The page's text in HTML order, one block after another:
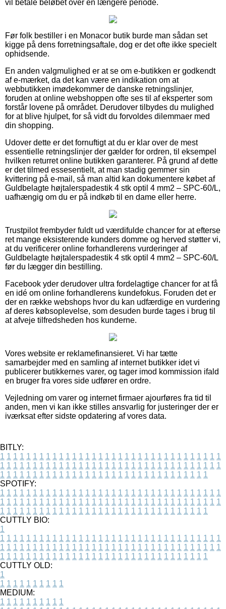
vil betale beløbet over en længere periode.
Før folk bestiller i en Monacor butik burde man sådan set
kigge på dens forretningsaftale, dog er det ofte ikke specielt
ophidsende.
En anden valgmulighed er at se om e-butikken er godkendt
af e-mærket, da det kan være en indikation om at
webbutikken imødekommer de danske retningslinjer,
foruden at online webshoppen ofte ses til af eksperter som
forstår lovene på området. Derudover tilbydes du mulighed
for at blive hjulpet, for så vidt du forvoldes dilemmaer med
din shopping.
Udover dette er det fornuftigt at du er klar over de mest
essentielle retningslinjer der gælder for ordren, til eksempel
hvilken returret online butikken garanterer. På grund af dette
er det tilmed essesentielt, at man stadig gemmer sin
kvittering på e-mail, så man altid kan dokumentere købet af
Guldbelagte højtalerspadestik 4 stk optil 4 mm2 – SPC-60/L,
uafhængig om du er på indkøb til en dame eller herre.
Trustpilot frembyder fuldt ud værdifulde chancer for at efterse
ret mange eksisterende kunders domme og herved støtter vi,
at du verificerer online forhandlerens vurderinger af
Guldbelagte højtalerspadestik 4 stk optil 4 mm2 – SPC-60/L
før du lægger din bestilling.
Facebook yder derudover ultra fordelagtige chancer for at få
en idé om online forhandlerens kundefokus. Foruden det er
der en række webshops hvor du kan udfærdige en vurdering
af deres købsoplevelse, som desuden burde tages i brug til
at afveje tilfredsheden hos kunderne.
Vores website er reklamefinansieret. Vi har tætte
samarbejder med en samling af internet butikker idet vi
publicerer butikkernes varer, og tager imod kommission ifald
en bruger fra vores side udfører en ordre.
Vejledning om varer og internet firmaer ajourføres fra tid til
anden, men vi kan ikke stilles ansvarlig for justeringer der er
iværksat efter sidste opdatering af vores data.
BITLY:
1 1 1 1 1 1 1 1 1 1 1 1 1 1 1 1 1 1 1 1 1 1 1 1 1 1 1 1 1 1 1 1 1 1
1 1 1 1 1 1 1 1 1 1 1 1 1 1 1 1 1 1 1 1 1 1 1 1 1 1 1 1 1 1 1 1 1 1
1 1 1 1 1 1 1 1 1 1 1 1 1 1 1 1 1 1 1 1 1 1 1 1 1 1 1 1 1 1 1 1
SPOTIFY:
1 1 1 1 1 1 1 1 1 1 1 1 1 1 1 1 1 1 1 1 1 1 1 1 1 1 1 1 1 1 1 1 1 1
1 1 1 1 1 1 1 1 1 1 1 1 1 1 1 1 1 1 1 1 1 1 1 1 1 1 1 1 1 1 1 1 1 1
1 1 1 1 1 1 1 1 1 1 1 1 1 1 1 1 1 1 1 1 1 1 1 1 1 1 1 1 1 1 1 1
CUTTLY BIO:
1
1 1 1 1 1 1 1 1 1 1 1 1 1 1 1 1 1 1 1 1 1 1 1 1 1 1 1 1 1 1 1 1 1 1
1 1 1 1 1 1 1 1 1 1 1 1 1 1 1 1 1 1 1 1 1 1 1 1 1 1 1 1 1 1 1 1 1 1
1 1 1 1 1 1 1 1 1 1 1 1 1 1 1 1 1 1 1 1 1 1 1 1 1 1 1 1 1 1 1 1
CUTTLY OLD:
1
1 1 1 1 1 1 1 1 1 1
MEDIUM:
1 1 1 1 1 1 1 1 1 1